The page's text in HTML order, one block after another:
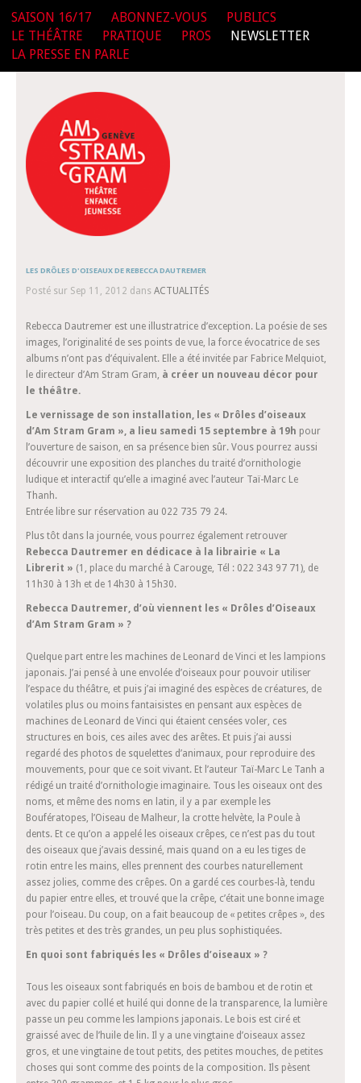
SAISON 16/17 ABONNEZ-VOUS
PUBLICS
LE THÉÂTRE
PRATIQUE PROS
NEWSLETTER
LA PRESSE EN PARLE
LES DRÔLES D'OISEAUX DE REBECCA DAUTREMER
Posté sur Sep 11, 2012 dansACTUALITÉS
Rebecca Dautremer est une illustratrice d’exception. La poésie de ses
images, l’originalité de ses points de vue, la force évocatrice de ses
albums n’ont pas d’équivalent. Elle a été invitée par Fabrice Melquiot,
le directeur d’Am Stram Gram, à créer un nouveau décor pour
le théâtre.
Le vernissage de son installation, les « Drôles d’oiseaux
d’Am Stram Gram », a lieu samedi 15 septembre à 19h pour
l’ouverture de saison, en sa présence bien sûr. Vous pourrez aussi
découvrir une exposition des planches du traité d’ornithologie
ludique et interactif qu’elle a imaginé avec l’auteur Taï-Marc Le
Thanh.
Entrée libre sur réservation au 022 735 79 24.
Plus tôt dans la journée, vous pourrez également retrouver
Rebecca Dautremer en dédicace à la librairie « La
Librerit » (1, place du marché à Carouge, Tél : 022 343 97 71), de
11h30 à 13h et de 14h30 à 15h30.
Rebecca Dautremer, d’où viennent les « Drôles d’Oiseaux
d’Am Stram Gram » ?
Quelque part entre les machines de Leonard de Vinci et les lampions
japonais. J’ai pensé à une envolée d’oiseaux pour pouvoir utiliser
l’espace du théâtre, et puis j’ai imaginé des espèces de créatures, de
volatiles plus ou moins fantaisistes en pensant aux espèces de
machines de Leonard de Vinci qui étaient censées voler, ces
structures en bois, ces ailes avec des arêtes. Et puis j’ai aussi
regardé des photos de squelettes d’animaux, pour reproduire des
mouvements, pour que ce soit vivant. Et l’auteur Taï-Marc Le Tanh a
rédigé un traité d’ornithologie imaginaire. Tous les oiseaux ont des
noms, et même des noms en latin, il y a par exemple les
Boufératopes, l’Oiseau de Malheur, la crotte helvète, la Poule à
dents. Et ce qu’on a appelé les oiseaux crêpes, ce n’est pas du tout
des oiseaux que j’avais dessiné, mais quand on a eu les tiges de
rotin entre les mains, elles prennent des courbes naturellement
assez jolies, comme des crêpes. On a gardé ces courbes-là, tendu
du papier entre elles, et trouvé que la crêpe, c’était une bonne image
pour l’oiseau. Du coup, on a fait beaucoup de « petites crêpes », des
très petites et des très grandes, un peu plus sophistiquées.
En quoi sont fabriqués les « Drôles d’oiseaux » ?
Tous les oiseaux sont fabriqués en bois de bambou et de rotin et
avec du papier collé et huilé qui donne de la transparence, la lumière
passe un peu comme les lampions japonais. Le bois est ciré et
graissé avec de l’huile de lin. Il y a une vingtaine d’oiseaux assez
gros, et une vingtaine de tout petits, des petites mouches, de petites
choses qui sont comme des points de la composition. Ils pèsent